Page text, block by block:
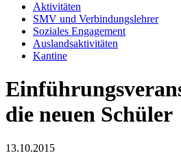
Aktivitäten
SMV und Verbindungslehrer
Soziales Engagement
Auslandsaktivitäten
Kantine
die neuen Schüler
13.10.2015